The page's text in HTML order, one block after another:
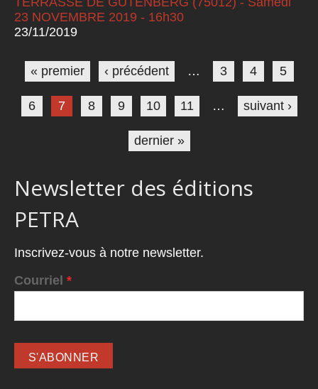
23 NOVEMBRE 2019 - 16h30
23/11/2019
Pages
« premier ‹ précédent … 3 4 5
6 7 8 9 10 11 … suivant ›
dernier »
Newsletter des éditions
PETRA
Inscrivez-vous à notre newsletter.
Courriel *